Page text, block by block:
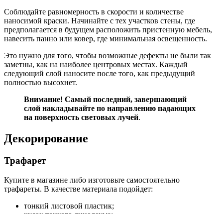
Соблюдайте равномерность в скорости и количестве
наносимой краски. Начинайте с тех участков стены, где
предполагается в будущем расположить пристенную мебель,
навесить панно или ковер, где минимальная освещенность.
Это нужно для того, чтобы возможные дефекты не были так
заметны, как на наиболее центровых местах. Каждый
следующий слой наносите после того, как предыдущий
полностью высохнет.
Внимание! Самый последний, завершающий
слой накладывайте по направлению падающих
на поверхность световых лучей.
Декорирование
Трафарет
Купите в магазине либо изготовьте самостоятельно
трафареты. В качестве материала подойдет:
тонкий листовой пластик;